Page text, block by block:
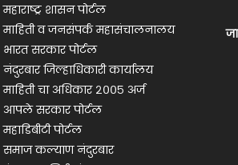
महाराष्ट्र शासन पोर्टल
माहिती व जनसंपर्क महासंचालनालय
भारत सरकार पोर्टल
नंदुरबार जिल्हाधिकारी कार्यालय
माहिती चा अधिकार २००५ अर्ज
आपले सरकार पोर्टल
महाडिबीटी पोर्टल
समाज कल्याण नंदुरबार